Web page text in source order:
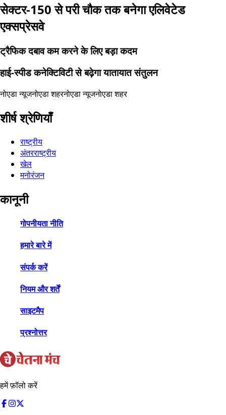
सेक्टर-150 से परी चौक तक बनेगा एलिवेटेड
एक्सप्रेसवे
ट्रैफिक दबाव कम करने के लिए बड़ा कदम
हाई-स्पीड कनेक्टिविटी से बढ़ेगा यातायात संतुलन
नोएडा न्यूजनोएडा शहरनोएडा न्यूजनोएडा शहर
शीर्ष श्रेणियाँ
राष्ट्रीय
अंतरराष्ट्रीय
खेल
मनोरंजन
कानूनी
गोपनीयता नीति
हमारे बारे में
संपर्क करें
नियम और शर्तें
साइटमैप
प्रश्नोत्तर
हमें फ़ॉलो करें